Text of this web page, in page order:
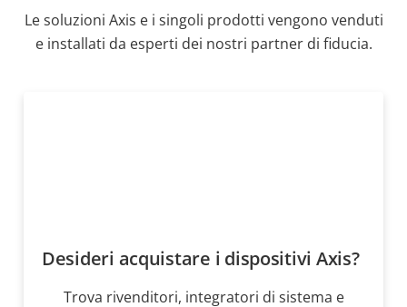
Le soluzioni Axis e i singoli prodotti vengono venduti
e installati da esperti dei nostri partner di fiducia.
Desideri acquistare i dispositivi Axis?
Trova rivenditori, integratori di sistema e